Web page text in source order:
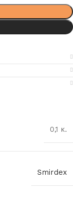
0,1 κ.
Smirdex